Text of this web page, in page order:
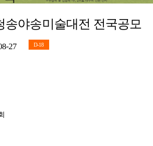
송야송미술대전 전국공모
27 D-18